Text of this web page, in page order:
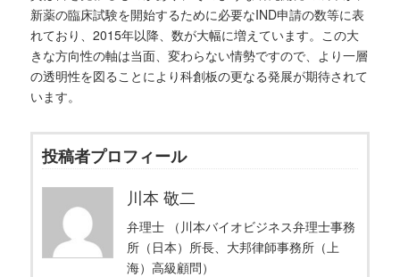
新薬の臨床試験を開始するために必要なIND申請の数等に表
れており、2015年以降、数が大幅に増えています。この大
きな方向性の軸は当面、変わらない情勢ですので、より一層
の透明性を図ることにより科創板の更なる発展が期待されて
います。
投稿者プロフィール
川本 敬二
弁理士 （川本バイオビジネス弁理士事務
所（日本）所長、大邦律師事務所（上
海）高級顧問）